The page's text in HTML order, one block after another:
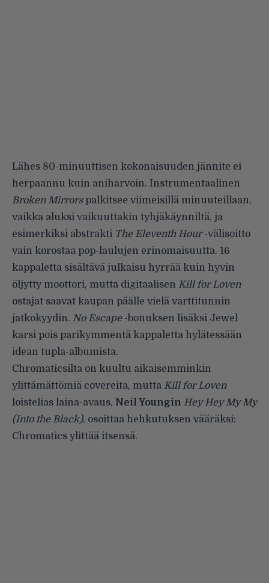
Lähes 80-minuuttisen kokonaisuuden jännite ei
herpaannu kuin aniharvoin. Instrumentaalinen
Broken Mirrorspalkitsee viimeisillä minuuteillaan,
vaikka aluksi vaikuuttakin tyhjäkäynniltä, ja
esimerkiksi abstrakti The Eleventh Hour-välisoitto
vain korostaa pop-laulujen erinomaisuutta. 16
kappaletta sisältävä julkaisu hyrrää kuin hyvin
öljytty moottori, mutta digitaalisen Kill for Loven
ostajat saavat kaupan päälle vielä varttitunnin
jatkokyydin. No Escape-bonuksen lisäksi Jewel
karsi pois parikymmentä kappaletta hylätessään
idean tupla-albumista.
Chromaticsilta on kuultu aikaisemminkin
ylittämättömiä covereita, mutta Kill for Loven
loistelias laina-avaus, Neil Youngin Hey Hey My My
(Into the Black), osoittaa hehkutuksen vääräksi:
Chromatics ylittää itsensä.